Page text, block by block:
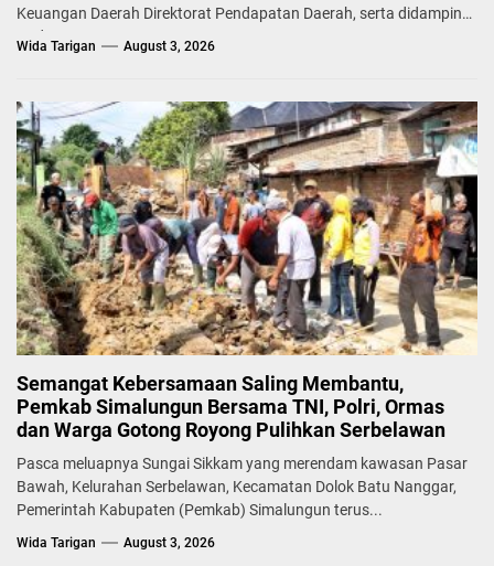
Keuangan Daerah Direktorat Pendapatan Daerah, serta didampingi
Badan...
Wida Tarigan August 3, 2026
Semangat Kebersamaan Saling Membantu,
Pemkab Simalungun Bersama TNI, Polri, Ormas
dan Warga Gotong Royong Pulihkan Serbelawan
Pasca meluapnya Sungai Sikkam yang merendam kawasan Pasar
Bawah, Kelurahan Serbelawan, Kecamatan Dolok Batu Nanggar,
Pemerintah Kabupaten (Pemkab) Simalungun terus...
Wida Tarigan August 3, 2026